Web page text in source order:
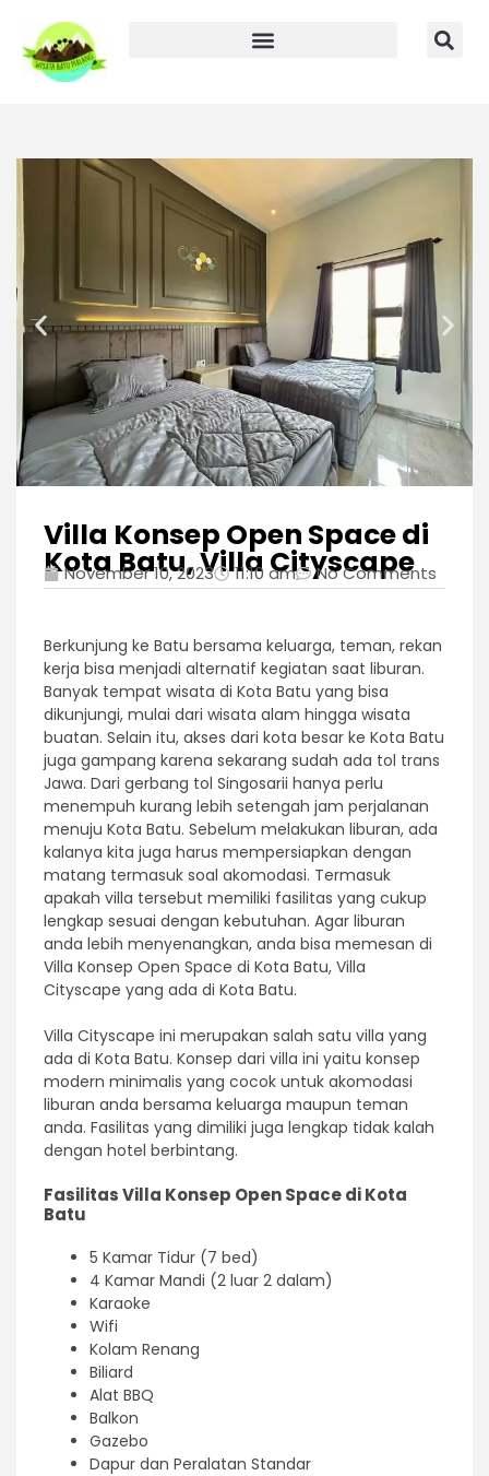
Villa Konsep Open Space di
Kota Batu, Villa Cityscape
November 10, 2023 11:10 am No Comments
Berkunjung ke Batu bersama keluarga, teman, rekan
kerja bisa menjadi alternatif kegiatan saat liburan.
Banyak tempat wisata di Kota Batu yang bisa
dikunjungi, mulai dari wisata alam hingga wisata
buatan. Selain itu, akses dari kota besar ke Kota Batu
juga gampang karena sekarang sudah ada tol trans
Jawa. Dari gerbang tol Singosarii hanya perlu
menempuh kurang lebih setengah jam perjalanan
menuju Kota Batu. Sebelum melakukan liburan, ada
kalanya kita juga harus mempersiapkan dengan
matang termasuk soal akomodasi. Termasuk
apakah villa tersebut memiliki fasilitas yang cukup
lengkap sesuai dengan kebutuhan. Agar liburan
anda lebih menyenangkan, anda bisa memesan di
Villa Konsep Open Space di Kota Batu, Villa
Cityscape yang ada di Kota Batu.
Villa Cityscape ini merupakan salah satu villa yang
ada di Kota Batu. Konsep dari villa ini yaitu konsep
modern minimalis yang cocok untuk akomodasi
liburan anda bersama keluarga maupun teman
anda. Fasilitas yang dimiliki juga lengkap tidak kalah
dengan hotel berbintang.
Fasilitas Villa Konsep Open Space di Kota
Batu
5 Kamar Tidur (7 bed)
4 Kamar Mandi (2 luar 2 dalam)
Karaoke
Wifi
Kolam Renang
Biliard
Alat BBQ
Balkon
Gazebo
Dapur dan Peralatan Standar